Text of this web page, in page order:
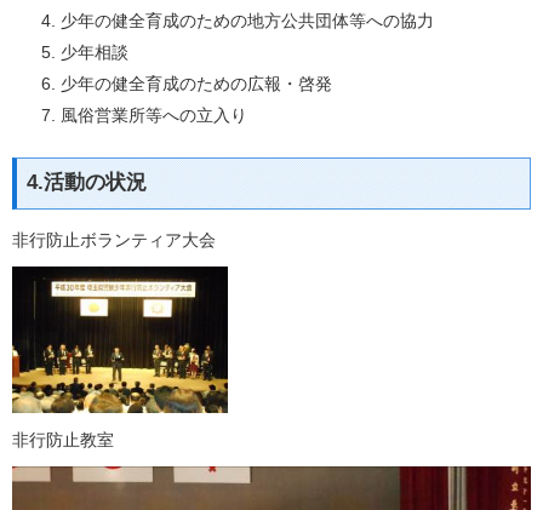
少年の健全育成のための地方公共団体等への協力
少年相談
少年の健全育成のための広報・啓発
風俗営業所等への立入り
4.活動の状況
非行防止ボランティア大会
非行防止教室